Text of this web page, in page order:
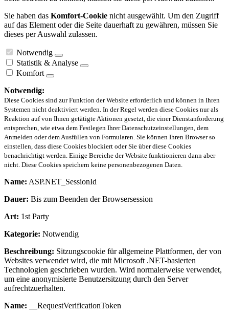
Sie haben das Komfort-Cookie nicht ausgewählt. Um den Zugriff
auf das Element oder die Seite dauerhaft zu gewähren, müssen Sie
dieses per Auswahl zulassen.
Notwendig
Statistik & Analyse
Komfort
Notwendig:
Diese Cookies sind zur Funktion der Website erforderlich und können in Ihren
Systemen nicht deaktiviert werden. In der Regel werden diese Cookies nur als
Reaktion auf von Ihnen getätigte Aktionen gesetzt, die einer Dienstanforderung
entsprechen, wie etwa dem Festlegen Ihrer Datenschutzeinstellungen, dem
Anmelden oder dem Ausfüllen von Formularen. Sie können Ihren Browser so
einstellen, dass diese Cookies blockiert oder Sie über diese Cookies
benachrichtigt werden. Einige Bereiche der Website funktionieren dann aber
nicht. Diese Cookies speichern keine personenbezogenen Daten.
Name: ASP.NET_SessionId
Dauer: Bis zum Beenden der Browsersession
Art: 1st Party
Kategorie: Notwendig
Beschreibung: Sitzungscookie für allgemeine Plattformen, der von
Websites verwendet wird, die mit Microsoft .NET-basierten
Technologien geschrieben wurden. Wird normalerweise verwendet,
um eine anonymisierte Benutzersitzung durch den Server
aufrechtzuerhalten.
Name: __RequestVerificationToken